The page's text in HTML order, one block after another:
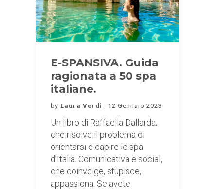
E-SPANSIVA. Guida
ragionata a 50 spa
italiane.
by Laura Verdi 12 Gennaio 2023
Un libro di Raffaella Dallarda,
che risolve il problema di
orientarsi e capire le spa
d’Italia. Comunicativa e social,
che coinvolge, stupisce,
appassiona. Se avete